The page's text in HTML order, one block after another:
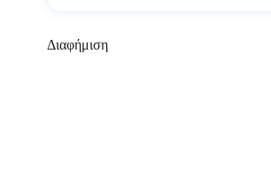
Διαφήμιση